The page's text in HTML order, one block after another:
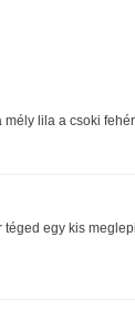
mély lila a csoki
téged egy kis